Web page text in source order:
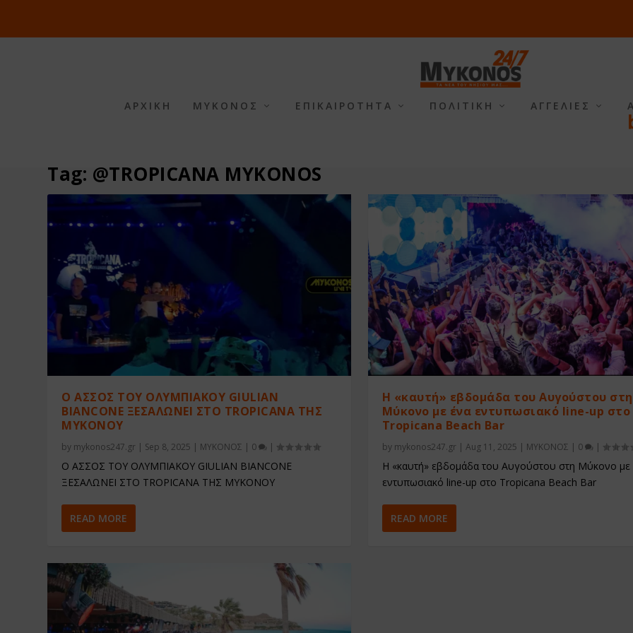
ΑΡΧΙΚΗ ΜΥΚΟΝΟΣ ΕΠΙΚΑΙΡΟΤΗΤΑ ΠΟΛΙΤΙΚΗ ΑΓΓΕΛΙΕΣ
Tag: @TROPICANA MYKONOS
Ο ΑΣΣΟΣ ΤΟΥ ΟΛΥΜΠΙΑΚΟΥ GIULIAN
BIANCONE ΞΕΣΑΛΩΝΕΙ ΣΤΟ TROPICANA ΤΗΣ
ΜΥΚΟΝΟΥ
by mykonos247.gr | Sep 8, 2025 | ΜΥΚΟΝΟΣ | 0 |
Ο ΑΣΣΟΣ ΤΟΥ ΟΛΥΜΠΙΑΚΟΥ GIULIAN BIANCONE
ΞΕΣΑΛΩΝΕΙ ΣΤΟ TROPICANA ΤΗΣ ΜΥΚΟΝΟΥ
READ MORE
Η «καυτή» εβδομάδα του Αυγούστου στη
Μύκονο με ένα εντυπωσιακό line-up στο
Tropicana Beach Bar
by mykonos247.gr | Aug 11, 2025 | ΜΥΚΟΝΟΣ | 0 |
Η «καυτή» εβδομάδα του Αυγούστου στη Μύκονο με
εντυπωσιακό line-up στο Tropicana Beach Bar
READ MORE